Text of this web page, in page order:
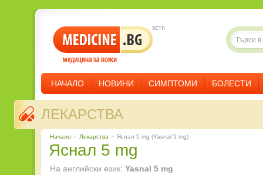
НАЧАЛО НОВИНИ СИМПТОМИ БОЛЕСТИ
ЛЕКАРСТВА
Начало » Лекарства » Яснал 5 mg (Yasnal 5 mg)
Яснал 5 mg
На английски език: Yasnal 5 mg